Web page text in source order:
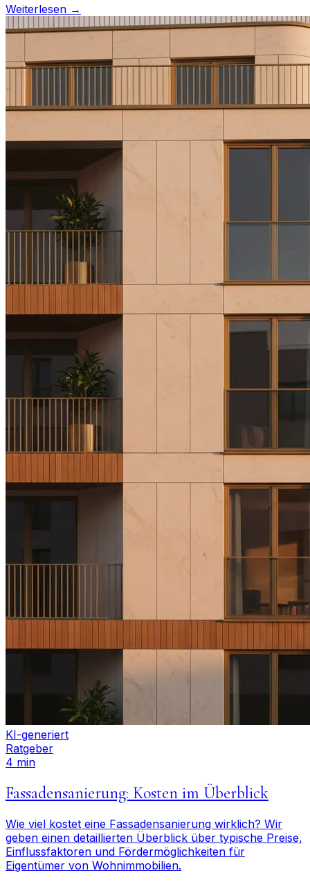
Weiterlesen →
KI-generiert
Ratgeber
4 min
Fassadensanierung: Kosten im Überblick
Wie viel kostet eine Fassadensanierung wirklich? Wir
geben einen detaillierten Überblick über typische Preise,
Einflussfaktoren und Fördermöglichkeiten für
Eigentümer von Wohnimmobilien.